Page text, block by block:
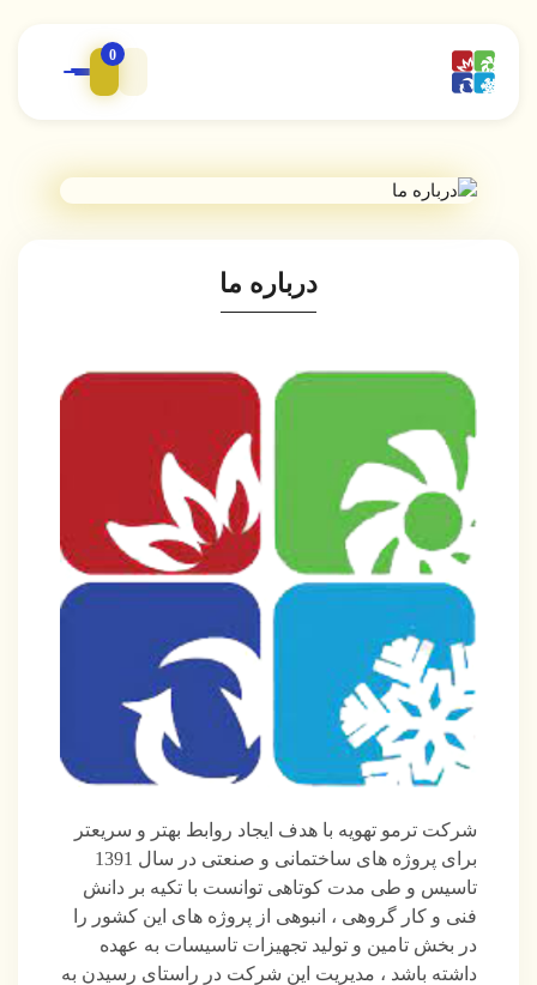
0
درباره ما
شرکت ترمو تهویه با هدف ایجاد روابط بهتر و سریعتر
برای پروژه های ساختمانی و صنعتی در سال 1391
تاسیس و طی مدت کوتاهی توانست با تکیه بر دانش
فنی و کار گروهی ، انبوهی از پروژه های این کشور را
در بخش تامین و تولید تجهیزات تاسیسات به عهده
داشته باشد ، مدیریت این شرکت در راستای رسیدن به